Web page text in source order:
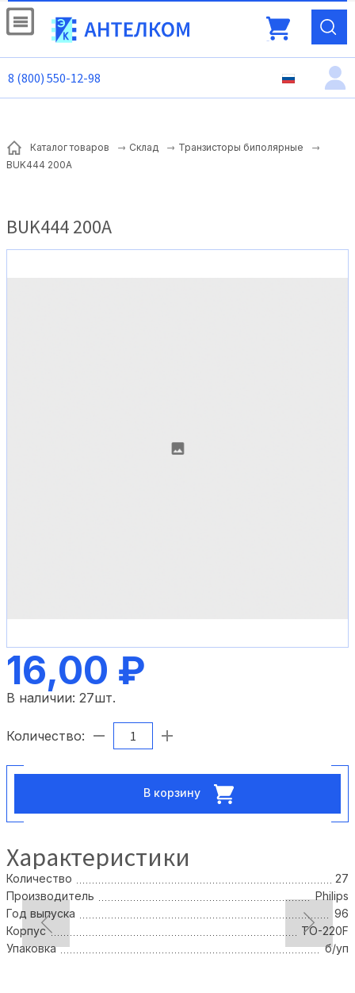
8 (800) 550-12-98
Каталог товаров Склад
Транзисторы биполярные
BUK444 200A
BUK444 200A
16,00 ₽
В наличии: 27шт.
Количество:
В корзину
Характеристики
Количество
27
Производитель
Philips
Год выпуска
96
Корпус
TO-220F
Упаковка
б/уп